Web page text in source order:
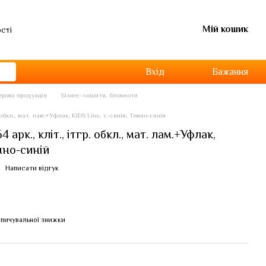
Мій кошик
Вхід Бажання
продукція
Бізнес-зошити, блокноти
мат. лам.+Уфлак, KIDS Line, т.-синій, Темно-синій
арк., кліт., ітгр. обкл., мат. лам.+Уфлак,
синій
Написати відгук
знижки